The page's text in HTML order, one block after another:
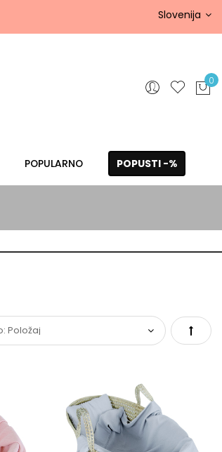
Slovenija
0
POPULARNO POPUSTI -%
Set